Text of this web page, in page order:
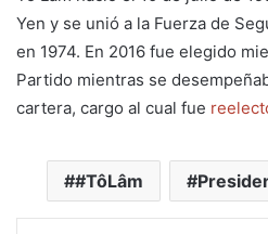
Yen y se unió a la Fuerza de
en 1974. En 2016 fue elegido
Partido mientras se
cartera, cargo al cual fue
#TôLâm